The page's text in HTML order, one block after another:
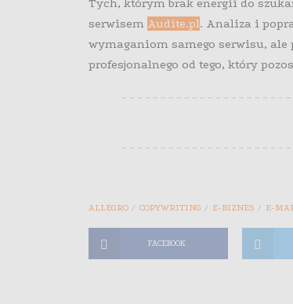
Tych, którym brak energii do
serwisem Audite.pl. Analiza i
wymaganiom samego serwisu,
profesjonalnego od tego, który
– – – – – – – – – – – – – – – – – – – – –
– – – – – – – – – – – – – – – – – – – – –
ALLEGRO COPYWRITING E-BIZNES E-
FACEBOOK